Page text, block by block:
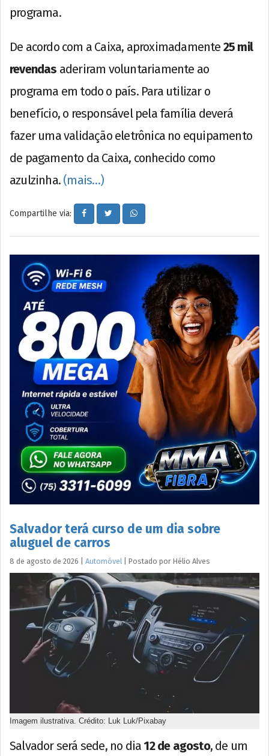
programa.
De acordo com a Caixa, aproximadamente 25 mil
revendas aderiram voluntariamente ao
programa em todo o país. Para utilizar o
benefício, o responsável pela família deverá
fazer uma validação eletrônica no equipamento
de pagamento da Caixa, conhecido como
azulzinha. (mais…)
Compartilhe via:
Salvador terá curso de um dia sobre
aluguel de carros
8 de agosto de 2026 Automóvel Postado por Hélio Alves
Imagem ilustrativa. Crédito: Luk Luk/Pixabay
Salvador será sede, no dia 12 de agosto, de um